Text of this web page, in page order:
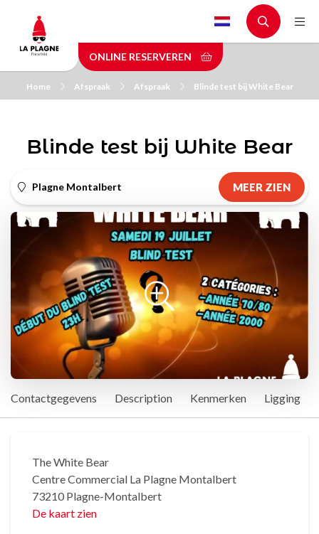
main
content
ONLINE RESERVEREN
Home Afspraak Afspraak Blinde test bij White Bear
Blinde test bij White Bear
Plagne Montalbert MEER ZIEN
Contactgegevens Description Kenmerken Ligging
The White Bear
Centre Commercial La Plagne Montalbert
73210 Plagne-Montalbert
De kaart zien